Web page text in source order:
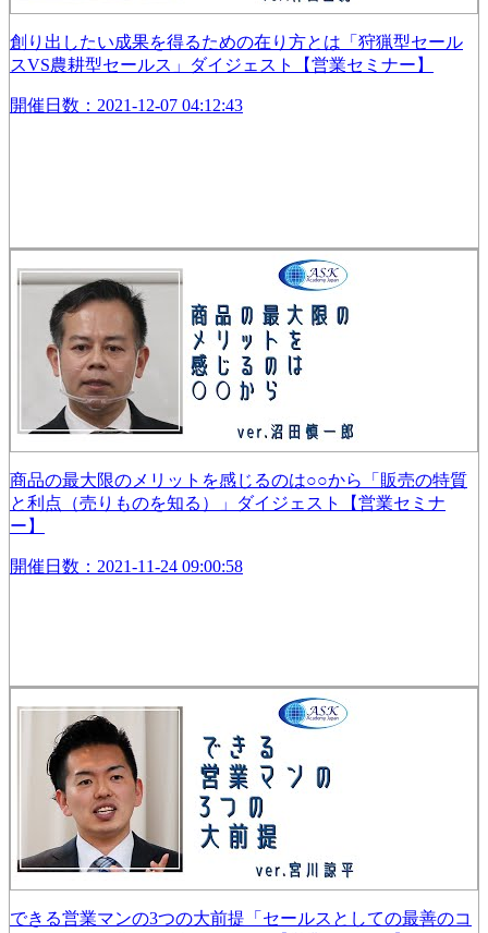
創り出したい成果を得るための在り方とは「狩猟型セール
スVS農耕型セールス」ダイジェスト【営業セミナー】
開催日数：2021-12-07 04:12:43
商品の最大限のメリットを感じるのは○○から「販売の特質
と利点（売りものを知る）」ダイジェスト【営業セミナ
ー】
開催日数：2021-11-24 09:00:58
できる営業マンの3つの大前提「セールスとしての最善のコ